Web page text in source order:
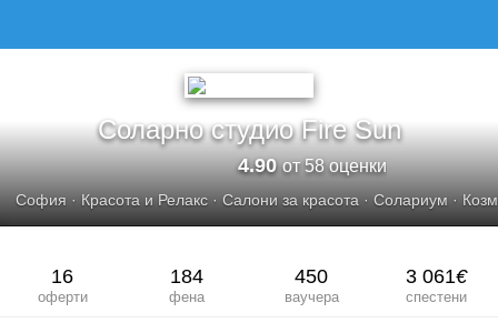
Соларно студио Fire Sun
4.90от 58 оценки
София · Красота и Релакс · Салони за красота · Солариум ·
16
оферти
184
фена
450
ваучера
3 061€
спестени